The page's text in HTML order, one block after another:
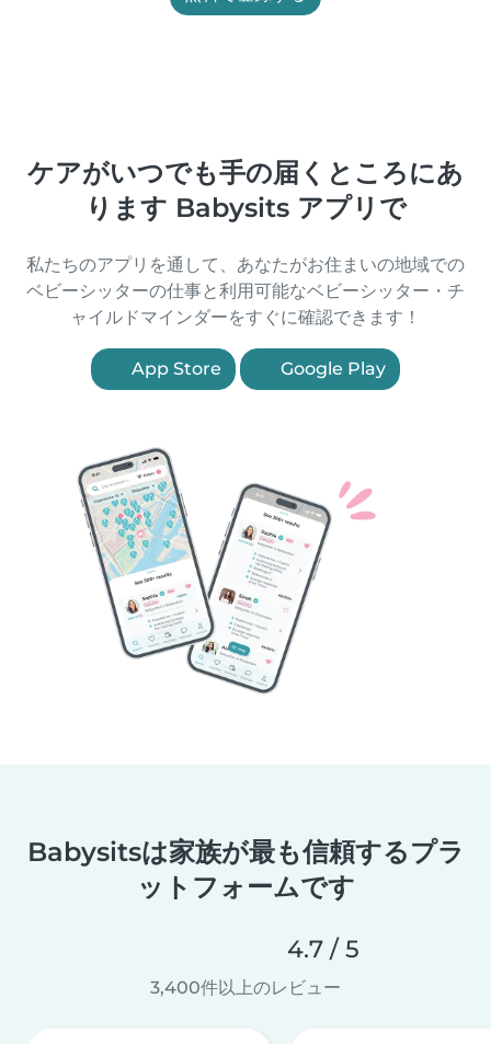
ケアがいつでも手の届くところにあ
ります Babysits アプリで
私たちのアプリを通して、あなたがお住まいの地域での
ベビーシッターの仕事と利用可能なベビーシッター・チ
ャイルドマインダーをすぐに確認できます！
App Store Google Play
Babysitsは家族が最も信頼するプラ
ットフォームです
4.7 / 5
3,400件以上のレビュー